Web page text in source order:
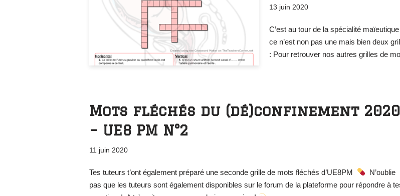
13 juin 2020
C’est au tour de la spécialité
ce n’est non pas une mais bien deux
: Pour retrouver nos autres grilles de
Mots fléchés du (dé)confinement 2020
– UE8 PM N°2
11 juin 2020
Tes tuteurs t’ont également préparé une seconde grille de mots fléchés d’UE8PM
N’oublie
pas que les tuteurs sont également disponibles sur le forum de la plateforme pour répondre à